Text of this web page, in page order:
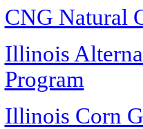
CNG Natural
Illinois
Program
Illinois Corn